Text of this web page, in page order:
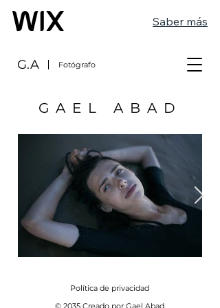
Saber más